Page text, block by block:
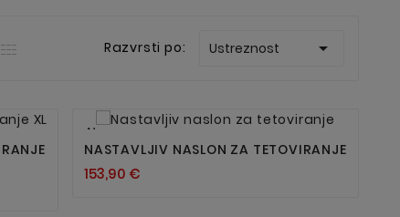
Razvrsti po: Ustreznost 
Nov
NASTAVLJIV NASLON ZA TETOVIRANJE
153,90 €